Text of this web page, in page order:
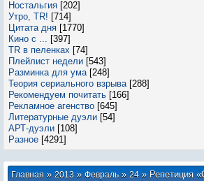
Ностальгия [202]
Утро, TR! [714]
Цитата дня [1770]
Кино с ... [397]
TR в пеленках [74]
Плейлист недели [543]
Разминка для ума [248]
Теория сериального взрыва [288]
Рекомендуем почитать [166]
Рекламное агенство [645]
Литературные дуэли [54]
АРТ-дуэли [108]
Разное [4291]
Главная»2013 » Февраль » 24» Репетиция